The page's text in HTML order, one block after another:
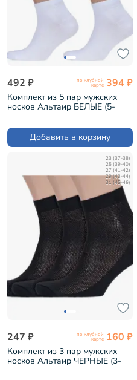
492 ₽ по клубной
карте 394 ₽
Комплект из 5 пар мужских
носков Альтаир БЕЛЫЕ (5-
Добавить в корзину
23 (37-38)
25 (39-40)
27 (41-42)
29 (43-44)
31 (45-46)
247 ₽ по клубной
карте 160 ₽
Комплект из 3 пар мужских
носков Альтаир ЧЕРНЫЕ (3-